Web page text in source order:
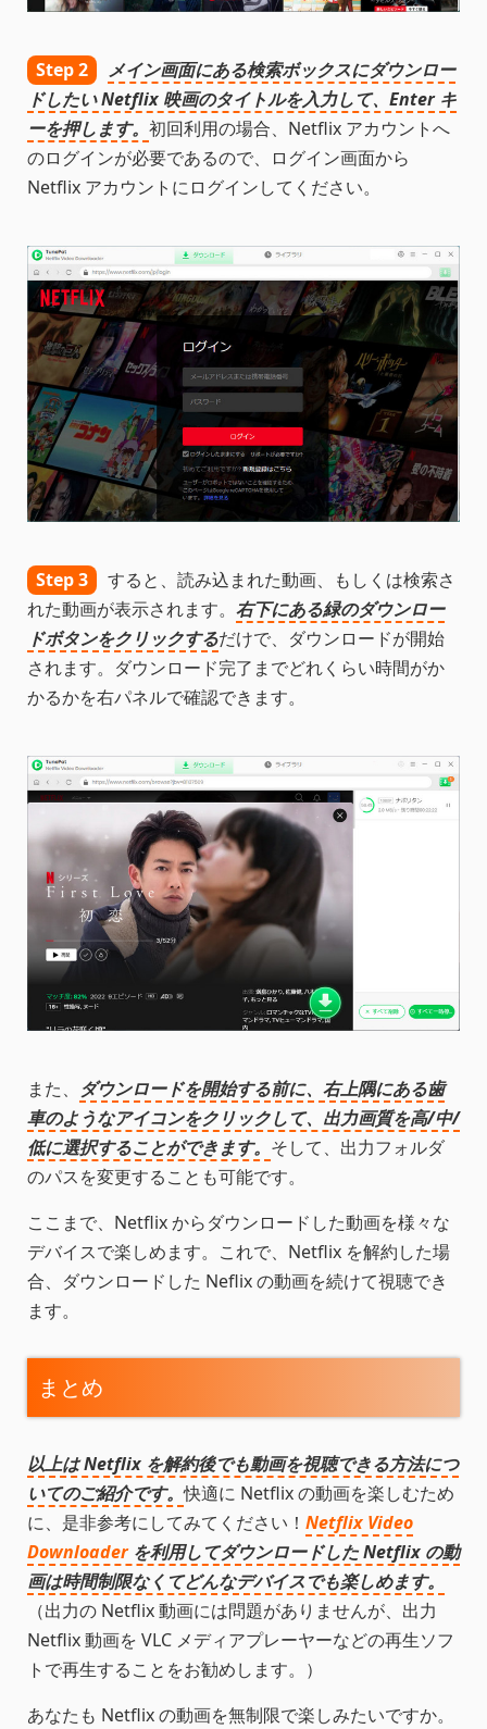
Step 2
メイン画面にある検索ボックスにダウンロー
ドしたい Netflix 映画のタイトルを入力して、Enter キ
ーを押します。 初回利用の場合、Netflix アカウントへ
のログインが必要であるので、ログイン画面から
Netflix アカウントにログインしてください。
Step 3
すると、読み込まれた動画、もしくは検索さ
れた動画が表示されます。 右下にある緑のダウンロー
ドボタンをクリックするだけで、ダウンロードが開始
されます。ダウンロード完了までどれくらい時間がか
かるかを右パネルで確認できます。
また、
ダウンロードを開始する前に、右上隅にある歯
車のようなアイコンをクリックして、出力画質を高/中/
低に選択することができます。 そして、出力フォルダ
のパスを変更することも可能です。
ここまで、Netflix からダウンロードした動画を様々な
デバイスで楽しめます。これで、Netflix を解約した場
合、ダウンロードした Neflix の動画を続けて視聴でき
ます。
まとめ
以上は Netflix を解約後でも動画を視聴できる方法につ
いてのご紹介です。快適に Netflix の動画を楽しむため
に、是非参考にしてみてください！ Netflix Video
Downloader を利用してダウンロードした Netflix の動
画は時間制限なくてどんなデバイスでも楽しめます。
（出力の Netflix 動画には問題がありませんが、出力
Netflix 動画を VLC メディアプレーヤーなどの再生ソフ
トで再生することをお勧めします。）
あなたも Netflix の動画を無制限で楽しみたいですか。